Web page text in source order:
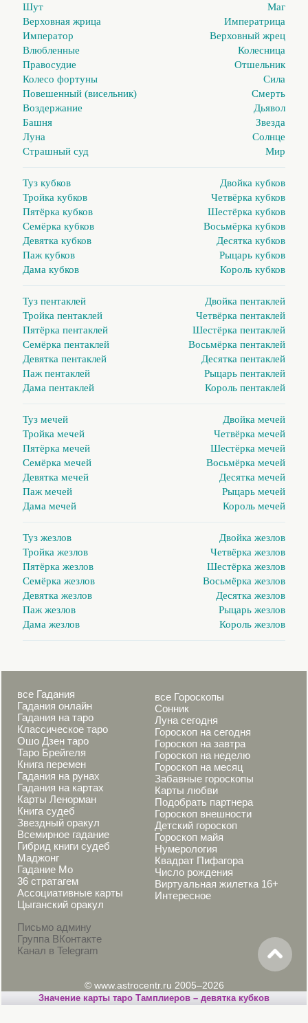
Шут
Маг
Верховная жрица
Императрица
Император
Верховный жрец
Влюбленные
Колесница
Правосудие
Отшельник
Колесо фортуны
Сила
Повешенный (висельник)
Смерть
Воздержание
Дьявол
Башня
Звезда
Луна
Солнце
Страшный суд
Мир
Туз кубков
Двойка кубков
Тройка кубков
Четвёрка кубков
Пятёрка кубков
Шестёрка кубков
Семёрка кубков
Восьмёрка кубков
Девятка кубков
Десятка кубков
Паж кубков
Рыцарь кубков
Дама кубков
Король кубков
Туз пентаклей
Двойка пентаклей
Тройка пентаклей
Четвёрка пентаклей
Пятёрка пентаклей
Шестёрка пентаклей
Семёрка пентаклей
Восьмёрка пентаклей
Девятка пентаклей
Десятка пентаклей
Паж пентаклей
Рыцарь пентаклей
Дама пентаклей
Король пентаклей
Туз мечей
Двойка мечей
Тройка мечей
Четвёрка мечей
Пятёрка мечей
Шестёрка мечей
Семёрка мечей
Восьмёрка мечей
Девятка мечей
Десятка мечей
Паж мечей
Рыцарь мечей
Дама мечей
Король мечей
Туз жезлов
Двойка жезлов
Тройка жезлов
Четвёрка жезлов
Пятёрка жезлов
Шестёрка жезлов
Семёрка жезлов
Восьмёрка жезлов
Девятка жезлов
Десятка жезлов
Паж жезлов
Рыцарь жезлов
Дама жезлов
Король жезлов
все Гадания
Гадания онлайн
Гадания на таро
Классическое таро
Ошо Дзен таро
Таро Брейгеля
Книга перемен
Гадания на рунах
Гадания на картах
Карты Ленорман
Книга судеб
Звездный оракул
Всемирное гадание
Гибрид книги судеб
Маджонг
Гадание Мо
36 стратагем
Ассоциативные карты
Цыганский оракул
Письмо админу
Группа ВКонтакте
Канал в Telegram
все Гороскопы
Сонник
Луна сегодня
Гороскоп на сегодня
Гороскоп на завтра
Гороскоп на неделю
Гороскоп на месяц
Забавные гороскопы
Карты любви
Подобрать партнера
Гороскоп внешности
Детский гороскоп
Гороскоп майя
Нумерология
Квадрат Пифагора
Число рождения
Виртуальная жилетка 16+
Интересное
© www.astrocentr.ru 2005–2026
Значение карты таро Тамплиеров – девятка кубков